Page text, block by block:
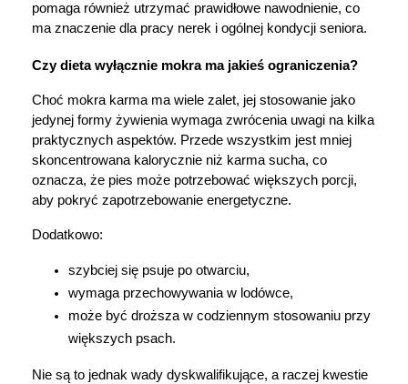
pomaga również utrzymać prawidłowe nawodnienie, co
ma znaczenie dla pracy nerek i ogólnej kondycji seniora.
Czy dieta wyłącznie mokra ma jakieś ograniczenia?
Choć mokra karma ma wiele zalet, jej stosowanie jako
jedynej formy żywienia wymaga zwrócenia uwagi na kilka
praktycznych aspektów. Przede wszystkim jest mniej
skoncentrowana kalorycznie niż karma sucha, co
oznacza, że pies może potrzebować większych porcji,
aby pokryć zapotrzebowanie energetyczne.
Dodatkowo:
szybciej się psuje po otwarciu,
wymaga przechowywania w lodówce,
może być droższa w codziennym stosowaniu przy
większych psach.
Nie są to jednak wady dyskwalifikujące, a raczej kwestie